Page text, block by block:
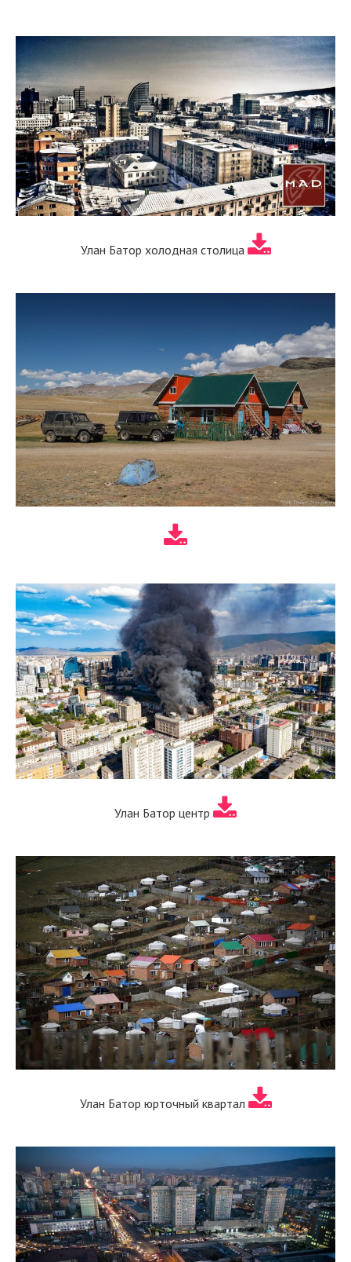
Улан Батор холодная столица
Улан Батор центр
Улан Батор юрточный квартал